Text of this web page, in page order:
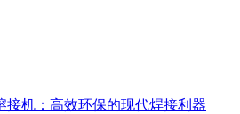
接机：高效环保的现代焊接利器